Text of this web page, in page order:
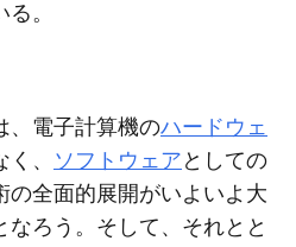
。
、電子計算機のハードウェ
、 ソフトウェア としての
の全面的展開がいよいよ大
なろう。そして、それとと